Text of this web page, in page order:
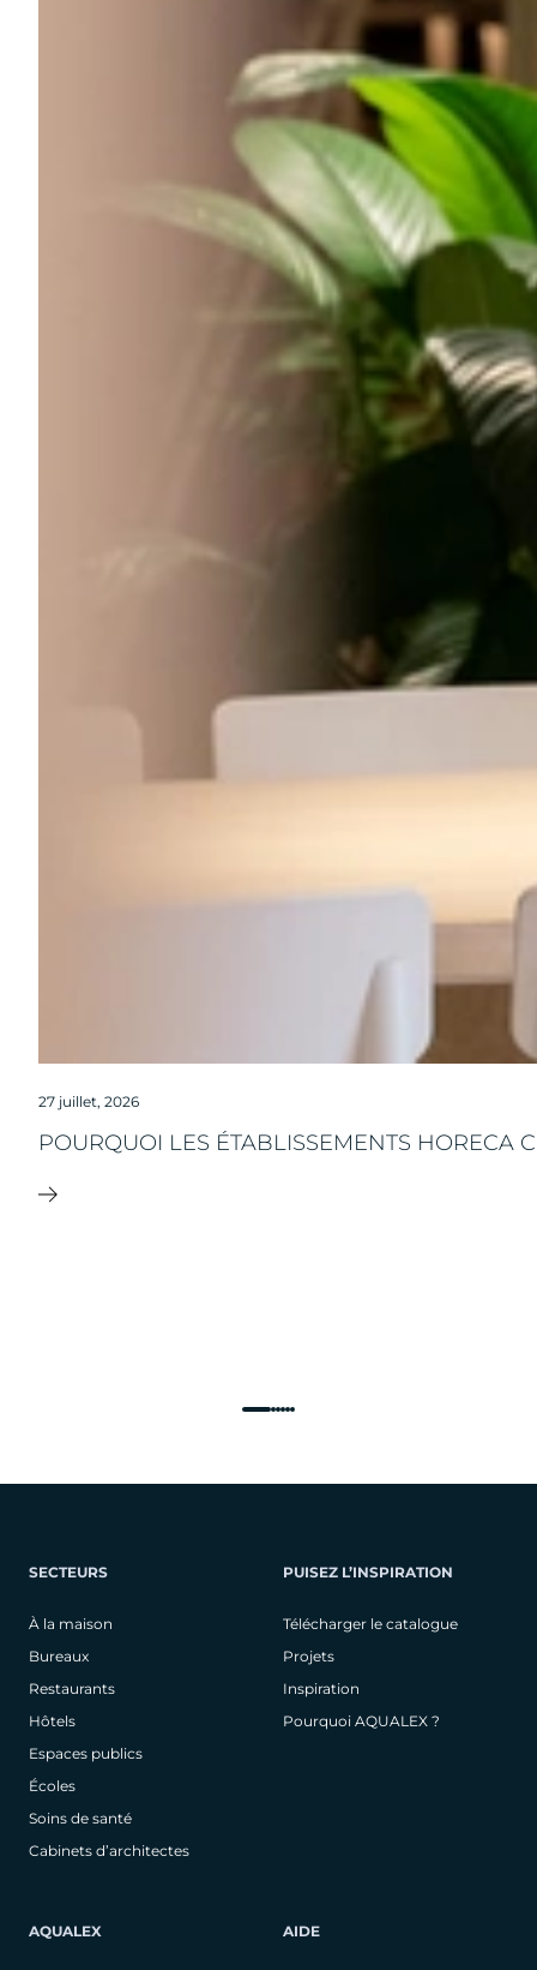
27 juillet, 2026
POURQUOI LES ÉTABLISSEMENTS HORECA
SECTEURS
À la maison
Bureaux
Restaurants
Hôtels
Espaces publics
Écoles
Soins de santé
Cabinets d’architectes
PUISEZ L’INSPIRATION
Télécharger le catalogue
Projets
Inspiration
Pourquoi AQUALEX ?
AQUALEX AIDE